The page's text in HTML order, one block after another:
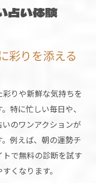
集
レンジする楽しみ
無料で広げるポイ
方法を探究
占い体験
彩りを添える
りや新鮮な気持ちを
特に忙しい毎日や、
のワンアクションが
例えば、朝の運勢チ
で無料の診断を試す
くなります。